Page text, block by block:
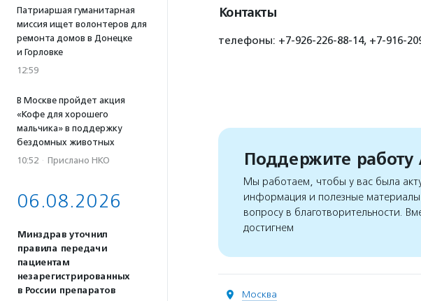
Патриаршая гуманитарная
миссия ищет волонтеров для
ремонта домов в Донецке
и Горловке
12:59
В Москве пройдет акция
«Кофе для хорошего
мальчика» в поддержку
бездомных животных
10:52 · Прислано НКО
06.08.2026
Минздрав уточнил
правила передачи
пациентам
незарегистрированных
в России препаратов
Контакты
телефоны: +7-926-226-88-14, +7-916-
Поддержите
Мы работаем, чтобы у вас была
информация и полезные
вопросу в благотворительности.
достигнем
Москва